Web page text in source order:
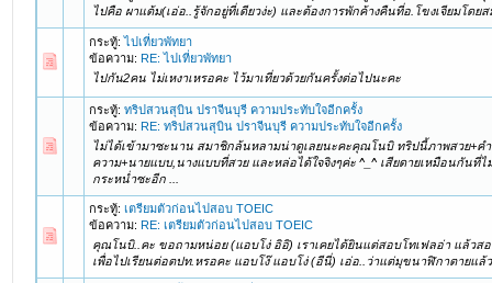
ไปคือ ผาแต้ม(เอ่อ..รู้จักอยู่ที่เดียวง่ะ) และต้องการพักค้างคืนที่อ.โขงเจียมโดย
กระทู้:ไปเที่ยวพัทยา
ข้อความ:RE: ไปเที่ยวพัทยา
ไปกัน2คน ไม่เหงาเหรอคะ ไว้มาเที่ยวด้วยกันครั้งต่อไปนะคะ
กระทู้:ทริปสวนสุบิน ปราจีนบุรี ความประทับใจอีกครั้ง
ข้อความ:RE: ทริปสวนสุบิน ปราจีนบุรี ความประทับใจอีกครั้ง
ไม่ได้เข้ามาซะนาน สมาชิกล้นหลามน่าดูเลยนะคะคุณโนบิ ทริปนี้ภาพสวย+คำ
ความ+นายแบบ,นางแบบที่สวย และหล่อได้ใจจิงๆค่ะ ^_^ เสียดายเหมือนกันที่
กระหน่ำซะอีก ...
กระทู้:เตรียมตัวก่อนไปสอบ TOEIC
ข้อความ:RE: เตรียมตัวก่อนไปสอบ TOEIC
คุณโนบิ..คะ ขอถามหน่อย (แอบโง่ อิอิ) เราเคยได้ยินแต่สอบโทเฟลอ่า แล้วส
เพื่อไปเรียนต่อตปท.หรอคะ แอบโง๊ แอบโง่ (อีนี่) เอ่อ..ว่าแต่มุขนาฬิกาตายแล้